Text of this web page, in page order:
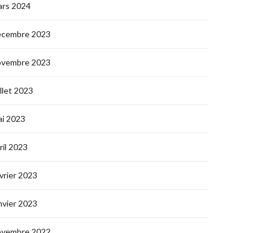
2024
2023
2023
2023
2023
2023
2023
2023